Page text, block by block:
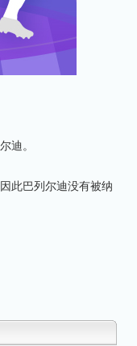
迪。
此巴列尔迪没有被纳